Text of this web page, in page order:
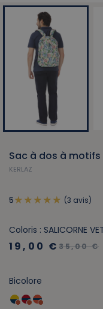
Sac à dos à
KERLAZ
5 (3 avis)
Coloris : SALICORNE
19,00 €35,00 €
Bicolore